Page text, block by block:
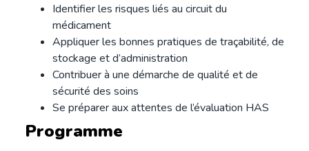
Identifier les risques liés au circuit du
médicament
Appliquer les bonnes pratiques de traçabilité, de
stockage et d’administration
Contribuer à une démarche de qualité et de
sécurité des soins
Se préparer aux attentes de l’évaluation HAS
Programme